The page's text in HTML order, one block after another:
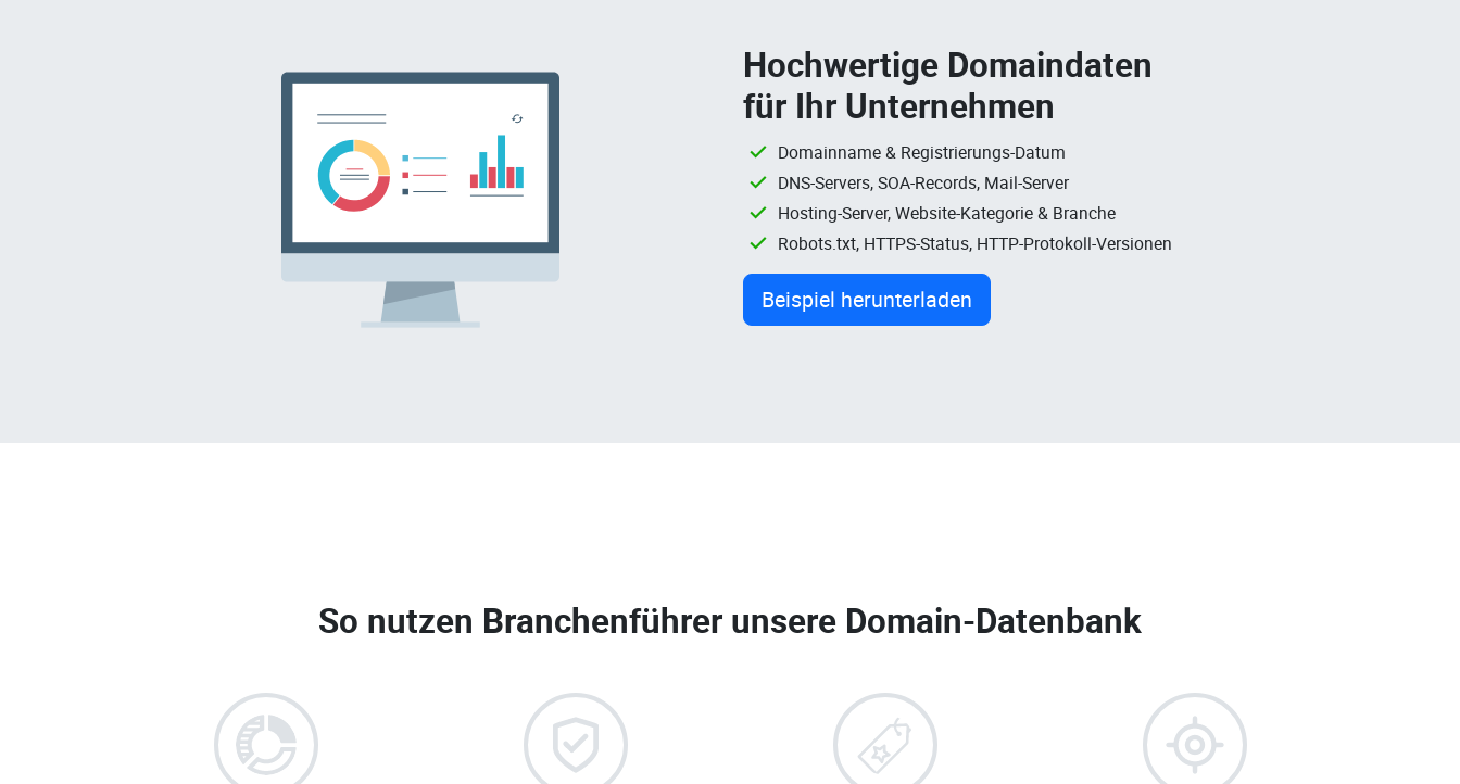
Hochwertige Domaindaten
für Ihr Unternehmen
Domainname & Registrierungs-Datum
DNS-Servers, SOA-Records, Mail-Server
Hosting-Server, Website-Kategorie & Branche
Robots.txt, HTTPS-Status, HTTP-Protokoll-Versionen
Beispiel herunterladen
So nutzen Branchenführer unsere Domain-Datenbank